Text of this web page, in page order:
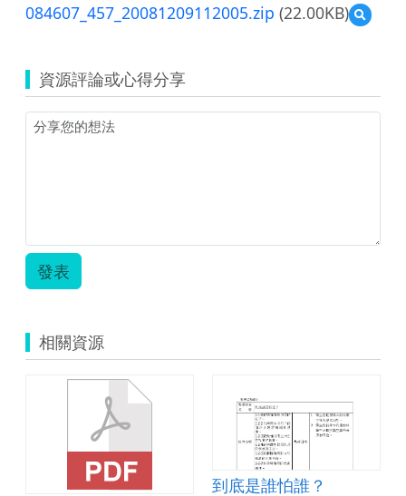
084607_457_20081209112005.zip (22.00KB)
預
覽
資源評論或心得分享
發表
相關資源
到底是誰怕誰？